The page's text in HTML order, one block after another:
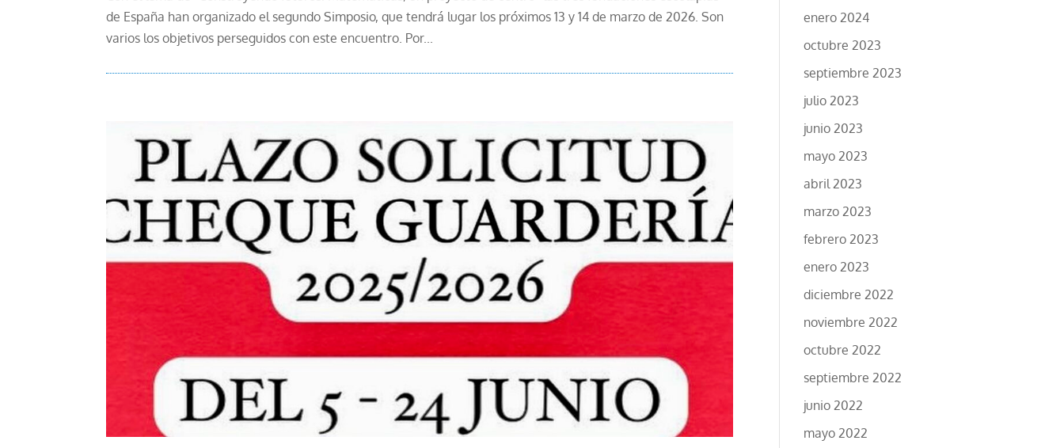
de España han organizado el segundo Simposio, que tendrá lugar los próximos 13 y 14 de marzo de 2026. Son
varios los objetivos perseguidos con este encuentro. Por...
enero 2024
octubre 2023
septiembre 2023
julio 2023
junio 2023
mayo 2023
abril 2023
marzo 2023
febrero 2023
enero 2023
diciembre 2022
noviembre 2022
octubre 2022
septiembre 2022
junio 2022
mayo 2022